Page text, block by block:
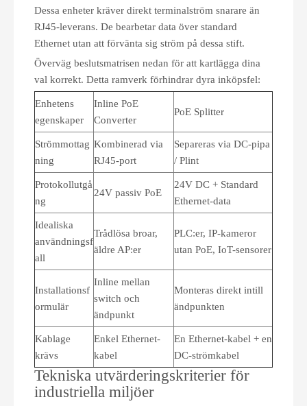
Dessa enheter kräver direkt terminalström snarare än
RJ45-leverans. De bearbetar data över standard
Ethernet utan att förvänta sig ström på dessa stift.
Överväg beslutsmatrisen nedan för att kartlägga dina
val korrekt. Detta ramverk förhindrar dyra inköpsfel:
Enhetens
egenskaper
Inline PoE
Converter
PoE Splitter
Strömmottag
ning
Kombinerad via
RJ45-port
Separeras via DC-pipa
/ Plint
Protokollutgå
ng
24V passiv PoE
24V DC + Standard
Ethernet-data
Idealiska
användningsf
all
Trådlösa broar,
äldre AP:er
PLC:er, IP-kameror
utan PoE, IoT-sensorer
Installationsf
ormulär
Inline mellan
switch och
ändpunkt
Monteras direkt intill
ändpunkten
Kablage
krävs
Enkel Ethernet-
kabel
En Ethernet-kabel + en
DC-strömkabel
Tekniska utvärderingskriterier för
industriella miljöer